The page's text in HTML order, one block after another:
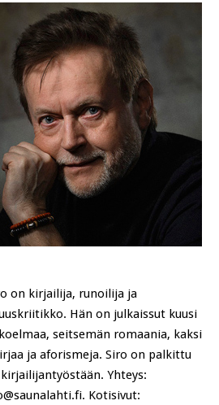
on kirjailija, runoilija ja
Hän on julkaissut kuusi
seitsemän romaania, kaksi
ja aforismeja. Siro on palkittu
Yhteys:
Kotisivut: